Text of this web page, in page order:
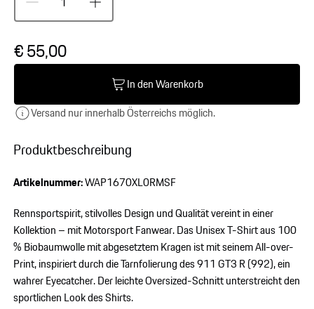
Produktbeschreibung
Artikelnummer:WAP1670XL0RMSF
Rennsportspirit, stilvolles Design und Qualität vereint in einer
Kollektion – mit Motorsport Fanwear. Das Unisex T-Shirt aus 100
% Biobaumwolle mit abgesetztem Kragen ist mit seinem All-over-
Print, inspiriert durch die Tarnfolierung des 911 GT3 R (992), ein
wahrer Eyecatcher. Der leichte Oversized-Schnitt unterstreicht den
sportlichen Look des Shirts.
€ 55,00
In den Warenkorb
Versand nur innerhalb Österreichs möglich.